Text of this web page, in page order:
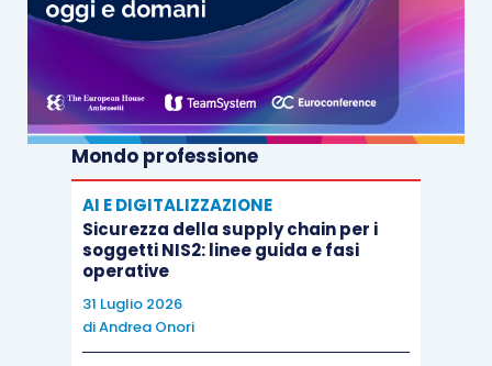
Mondo professione
AI E DIGITALIZZAZIONE
Sicurezza della supply chain per i
soggetti NIS2: linee guida e fasi
operative
31 Luglio 2026
diAndrea Onori